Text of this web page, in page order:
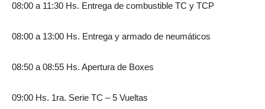
08:00 a 11:30 Hs. Entrega de combustible TC y TCP
08:00 a 13:00 Hs. Entrega y armado de neumáticos
08:50 a 08:55 Hs. Apertura de Boxes
09:00 Hs. 1ra. Serie TC – 5 Vueltas